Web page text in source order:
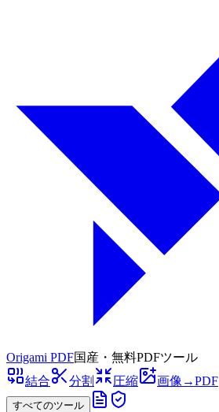
Origami PDF国産・無料PDFツール
結合
分割 圧縮 画像→PDF
すべてのツール